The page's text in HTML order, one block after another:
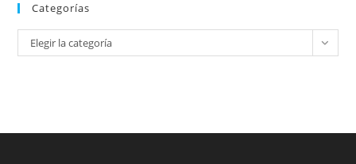
Categorías
Categorías
Elegir la categoría